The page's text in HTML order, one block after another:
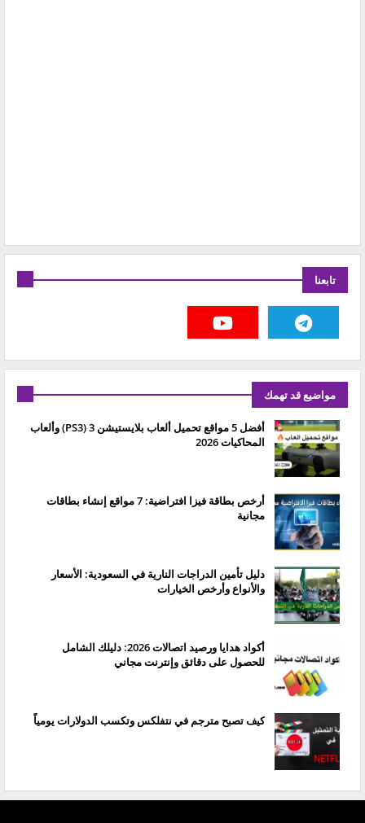
تابعنا
مواضيع قد تهمك
أفضل 5 مواقع تحميل ألعاب بلايستيشن 3 (PS3) وألعاب
المحاكيات 2026
أرخص بطاقة فيزا افتراضية: 7 مواقع إنشاء بطاقات
مجانية
دليل تأمين الدراجات النارية في السعودية: الأسعار
والأنواع وأرخص الخيارات
أكواد هدايا ورصيد اتصالات 2026: دليلك الشامل
للحصول على دقائق وإنترنت مجاني
كيف تصبح مترجم في نتفلكس وتكسب الدولارات يومياً